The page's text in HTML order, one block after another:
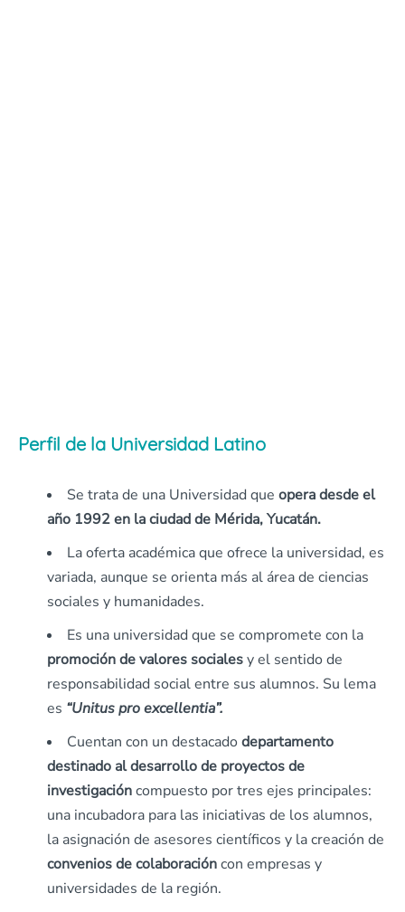
Perfil de la Universidad Latino
Se trata de una Universidad que opera desde el
año 1992 en la ciudad de Mérida, Yucatán.
La oferta académica que ofrece la universidad, es
variada, aunque se orienta más al área de ciencias
sociales y humanidades.
Es una universidad que se compromete con la
promoción de valores socialesy el sentido de
responsabilidad social entre sus alumnos. Su lema
es “Unitus pro excellentia”.
Cuentan con un destacado departamento
destinado al desarrollo de proyectos de
investigacióncompuesto por tres ejes principales:
una incubadora para las iniciativas de los alumnos,
la asignación de asesores científicos y la creación de
convenios de colaboracióncon empresas y
universidades de la región.